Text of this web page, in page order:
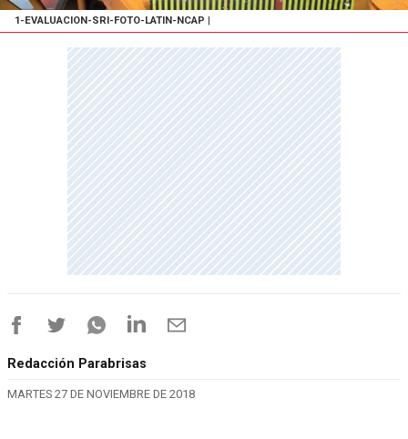
1-EVALUACION-SRI-FOTO-LATIN-NCAP
Redacción Parabrisas
MARTES 27 DE NOVIEMBRE DE 2018